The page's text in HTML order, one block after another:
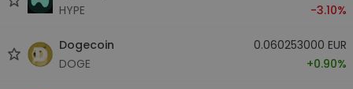
HYPE
-3.10%
Dogecoin
DOGE
0.060253000 EUR
+0.90%